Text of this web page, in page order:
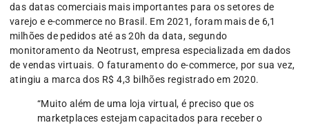
das datas comerciais mais importantes para os setores de
varejo e e-commerce no Brasil. Em 2021, foram mais de 6,1
milhões de pedidos até as 20h da data, segundo
monitoramento da Neotrust, empresa especializada em dados
de vendas virtuais. O faturamento do e-commerce, por sua vez,
atingiu a marca dos R$ 4,3 bilhões registrado em 2020.
“Muito além de uma loja virtual, é preciso que os
marketplaces estejam capacitados para receber o